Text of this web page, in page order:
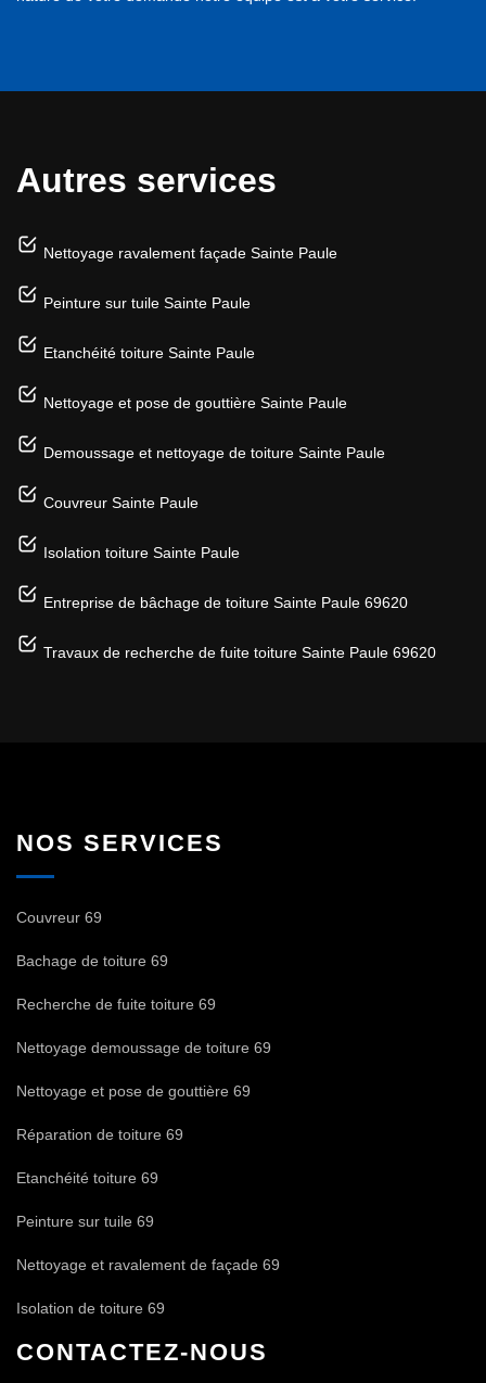
Autres services
Nettoyage ravalement façade Sainte Paule
Peinture sur tuile Sainte Paule
Etanchéité toiture Sainte Paule
Nettoyage et pose de gouttière Sainte Paule
Demoussage et nettoyage de toiture Sainte Paule
Couvreur Sainte Paule
Isolation toiture Sainte Paule
Entreprise de bâchage de toiture Sainte Paule 69620
Travaux de recherche de fuite toiture Sainte Paule 69620
NOS SERVICES
Couvreur 69
Bachage de toiture 69
Recherche de fuite toiture 69
Nettoyage demoussage de toiture 69
Nettoyage et pose de gouttière 69
Réparation de toiture 69
Etanchéité toiture 69
Peinture sur tuile 69
Nettoyage et ravalement de façade 69
Isolation de toiture 69
CONTACTEZ-NOUS